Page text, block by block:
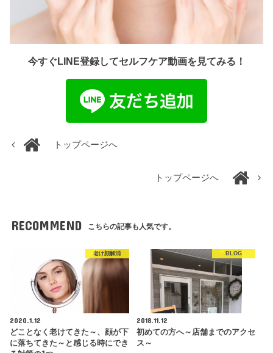
今すぐLINE登録してセルフケア動画を見てみる！
トップページへ
トップページへ
RECOMMEND こちらの記事も人気です。
老け顔解消
2020.1.12
どことなく老けてきた～、顔が下
に落ちてきた～と感じる時にでき
BLOG
2018.11.12
初めての方へ～店舗までのアクセ
ス～